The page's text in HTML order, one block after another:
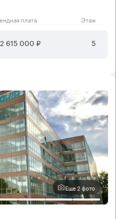
плата Этаж
615 000 ₽ 5
Еще 2 фото